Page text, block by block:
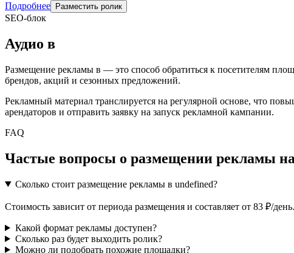
Подробнее
Разместить ролик
SEO-блок
Аудио в
Размещение рекламы в — это способ обратиться к посетителям
брендов, акций и сезонных предложений.
Рекламный материал транслируется на регулярной основе, что
арендаторов и отправить заявку на запуск рекламной кампании.
FAQ
Частые вопросы о размещении рекламы
Сколько стоит размещение рекламы в undefined?
Стоимость зависит от периода размещения и составляет от 83 ₽/
Какой формат рекламы доступен?
Сколько раз будет выходить ролик?
Можно ли подобрать похожие площадки?